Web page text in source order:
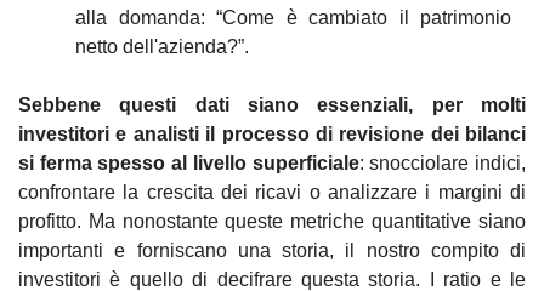
alla domanda: “Come è cambiato il patrimonio
netto dell'azienda?”.
Sebbene questi dati siano essenziali, per molti
investitori e analisti il processo di revisione dei bilanci
si ferma spesso al livello superficiale: snocciolare indici,
confrontare la crescita dei ricavi o analizzare i margini di
profitto. Ma nonostante queste metriche quantitative siano
importanti e forniscano una storia, il nostro compito di
investitori è quello di decifrare questa storia. I ratio e le